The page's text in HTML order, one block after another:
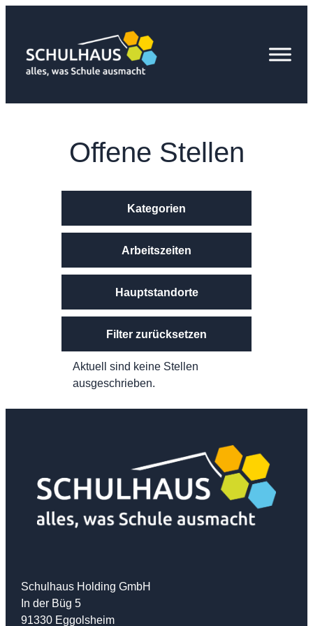
springen
Offene Stellen
Kategorien
Arbeitszeiten
Hauptstandorte
Filter zurücksetzen
Aktuell sind keine Stellen
ausgeschrieben.
Schulhaus Holding GmbH
In der Büg 5
91330 Eggolsheim